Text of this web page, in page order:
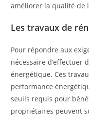
améliorer la qualité de
Les travaux de
Pour répondre aux
nécessaire d’effectuer
énergétique. Ces
performance
seuils requis pour
propriétaires peuvent